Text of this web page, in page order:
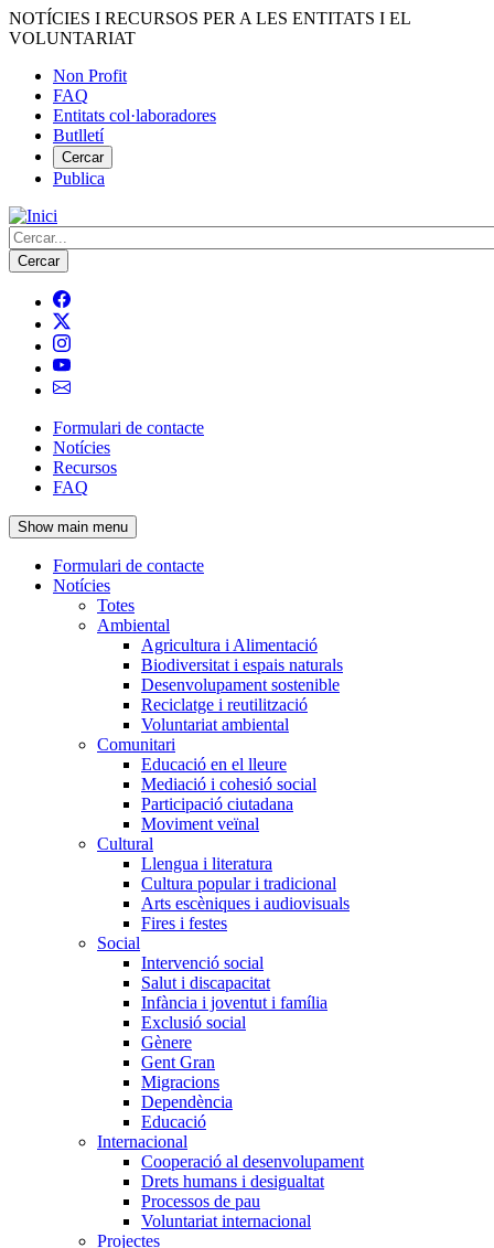
Vés
al
NOTÍCIES I RECURSOS PER A LES ENTITATS I EL
VOLUNTARIAT
Menú
del
compte
d'usuari
Non Profit
FAQ
Entitats col·laboradores
Butlletí
Cercar
Publica
Cerca
Navegació
principal
de
l'encapçalament
Formulari de contacte
Notícies
Recursos
FAQ
Show main menu
Navegació
principal
Formulari de contacte
Notícies
Totes
Ambiental
Agricultura i Alimentació
Biodiversitat i espais naturals
Desenvolupament sostenible
Reciclatge i reutilització
Voluntariat ambiental
Comunitari
Educació en el lleure
Mediació i cohesió social
Participació ciutadana
Moviment veïnal
Cultural
Llengua i literatura
Cultura popular i tradicional
Arts escèniques i audiovisuals
Fires i festes
Social
Intervenció social
Salut i discapacitat
Infància i joventut i família
Exclusió social
Gènere
Gent Gran
Migracions
Dependència
Educació
Internacional
Cooperació al desenvolupament
Drets humans i desigualtat
Processos de pau
Voluntariat internacional
Projectes